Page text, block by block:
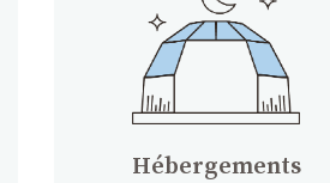
Hébergements